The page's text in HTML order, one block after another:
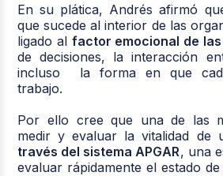
En su plática, Andrés afirmó
que sucede al interior de las
ligado al factor emocional de
de decisiones, la interacción
incluso la forma en que
trabajo.
Por ello cree que una de las
medir y evaluar la vitalidad de
través del sistema APGAR, una
evaluar rápidamente el estado